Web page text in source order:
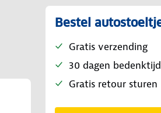
Bestel
Gratis verzending
30 dagen bedenktijd
Gratis retour sturen